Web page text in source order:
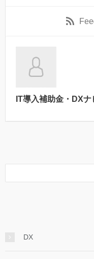
IT導入補助金・DXナ
DX